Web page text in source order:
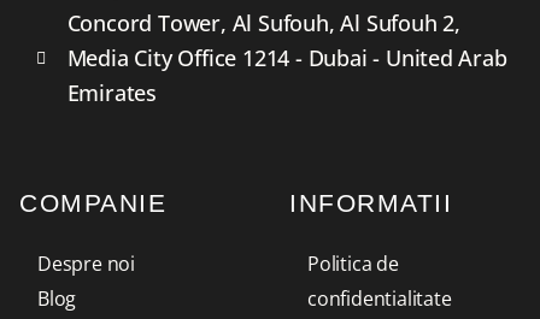
Concord Tower, Al Sufouh, Al Sufouh 2,
Media City Office 1214 - Dubai - United Arab
Emirates
COMPANIE
Despre noi
Blog
INFORMATII
Politica de
confidentialitate